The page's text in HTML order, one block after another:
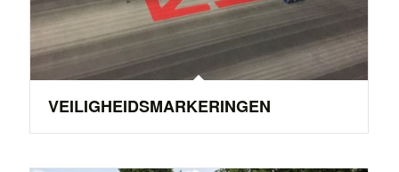
VEILIGHEIDSMARKERINGEN